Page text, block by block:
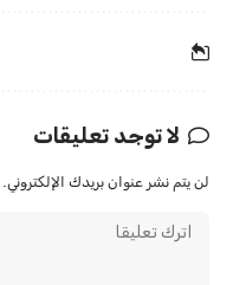
لا توجد تعليقات
لن يتم نشر عنوان بريدك الإلكتروني.